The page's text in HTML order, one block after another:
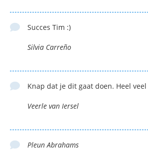
Succes Tim :)
Silvia Carreño
Knap dat je dit gaat doen. Heel veel
Veerle van Iersel
Pleun Abrahams